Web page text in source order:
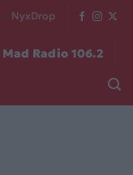
NyxDrop
Mad Radio 106.2